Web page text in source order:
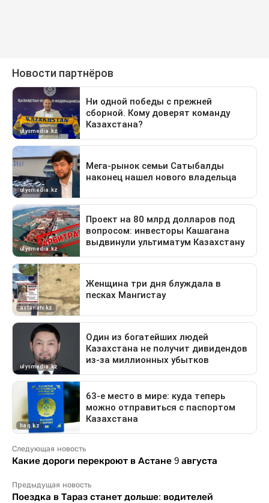
Следующая новость
Какие дороги перекроют в Астане 9 августа
Предыдущая новость
Поездка в Тараз станет дольше: водителей